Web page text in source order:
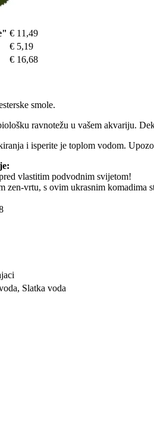
€ 11,49
€ 5,19
€ 16,68
smole.
ravnotežu u vašem akvariju.
i isperite je toplom vodom.
vlastitim podvodnim svijetom!
zen-vrtu, s ovim ukrasnim
Slatka voda